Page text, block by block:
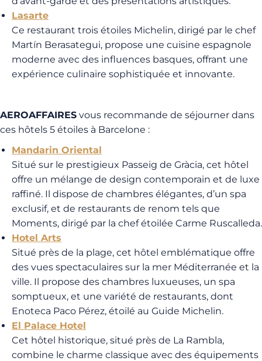
Lasarte
Ce restaurant trois étoiles Michelin, dirigé par le chef
Martín Berasategui, propose une cuisine espagnole
moderne avec des influences basques, offrant une
expérience culinaire sophistiquée et innovante.
AEROAFFAIRES vous recommande de séjourner dans
ces hôtels 5 étoiles à Barcelone :
Mandarin Oriental
Situé sur le prestigieux Passeig de Gràcia, cet hôtel
offre un mélange de design contemporain et de luxe
raffiné. Il dispose de chambres élégantes, d’un spa
exclusif, et de restaurants de renom tels que
Moments, dirigé par la chef étoilée Carme Ruscalleda.
Hotel Arts
Situé près de la plage, cet hôtel emblématique offre
des vues spectaculaires sur la mer Méditerranée et la
ville. Il propose des chambres luxueuses, un spa
somptueux, et une variété de restaurants, dont
Enoteca Paco Pérez, étoilé au Guide Michelin.
El Palace Hotel
Cet hôtel historique, situé près de La Rambla,
combine le charme classique avec des équipements